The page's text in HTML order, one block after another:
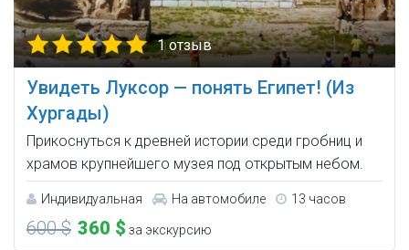
1 отзыв
Увидеть Луксор — понять Египет! (Из
Хургады)
Прикоснуться к древней истории среди гробниц и
храмов крупнейшего музея под открытым небом.
Индивидуальная На автомобиле 13 часов
600 $ 360 $ за экскурсию